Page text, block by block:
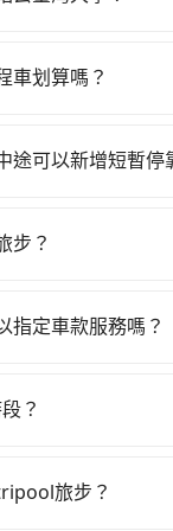
大學 (台北市大
！如果你是
，可以每小時
驗較差的車款
位，對於急著
車划算嗎？
站附近的計程
途可以新增短暫停
。雖然可能有些
步？
於提供高品質
指定車款服務嗎？
？
旅步？